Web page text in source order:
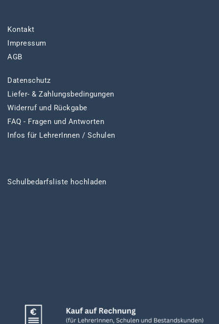
Kontakt
Impressum
AGB
Datenschutz
Liefer- & Zahlungsbedingungen
Widerruf und Rückgabe
FAQ - Fragen und Antworten
Infos für LehrerInnen / Schulen
Schulbedarfsliste hochladen